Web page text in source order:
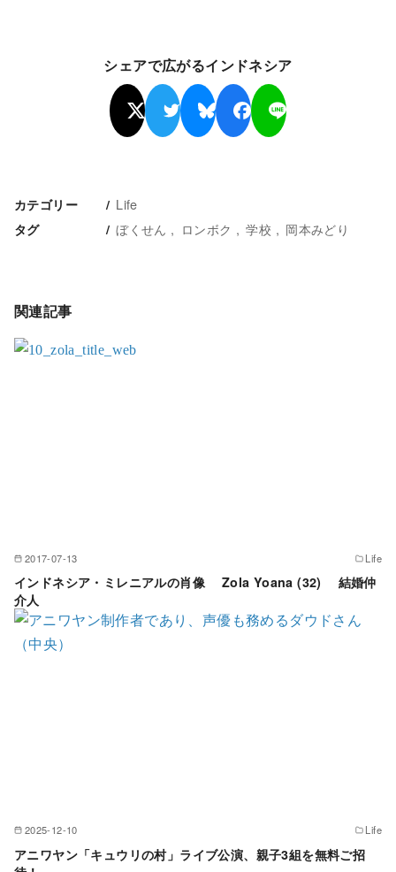
シェアで広がるインドネシア
カテゴリー Life
タグ ぼくせん ロンボク 学校 岡本みどり
関連記事
2017-07-13 Life
インドネシア・ミレニアルの肖像 Zola Yoana (32) 結婚仲
介人
2025-12-10 Life
アニワヤン「キュウリの村」ライブ公演、親子3組を無料ご招